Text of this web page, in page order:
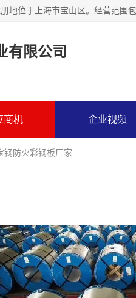
有限公司
商机 企业视频
钢防火彩钢板厂家